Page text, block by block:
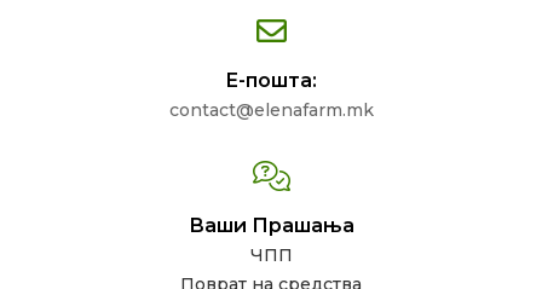
Е-пошта:
contact@elenafarm.mk
Ваши Прашања
ЧПП
Поврат на средства